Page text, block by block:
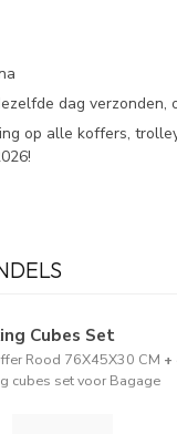
dag verzonden,
op alle koffers,
Cubes Set
Rood 76X45X30 CM +
cubes set voor Bagage